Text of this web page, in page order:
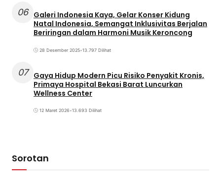
06 Galeri Indonesia Kaya, Gelar Konser Kidung
Natal Indonesia, Semangat Inklusivitas Berjalan
Beriringan dalam Harmoni Musik Keroncong
28 Desember 2025•13.797 Dilihat
07
Gaya Hidup Modern Picu Risiko Penyakit Kronis,
Primaya Hospital Bekasi Barat Luncurkan
Wellness Center
12 Maret 2026•13.693 Dilihat
Sorotan